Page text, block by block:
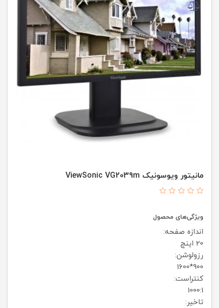
مانیتور ویوسونیک ViewSonic VG2039m
ویژگی‌های محصول
اندازه صفحه:
20 اینچ
رزولوشن:
900*1600
کنتراست:
1000:1
تاخیر: